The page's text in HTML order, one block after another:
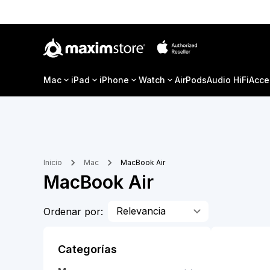
Mac iPad iPhone Watch AirPodsAudio HiFi
Inicio Mac MacBook Air
MacBook Air
Ordenar por: Relevancia
Categorías